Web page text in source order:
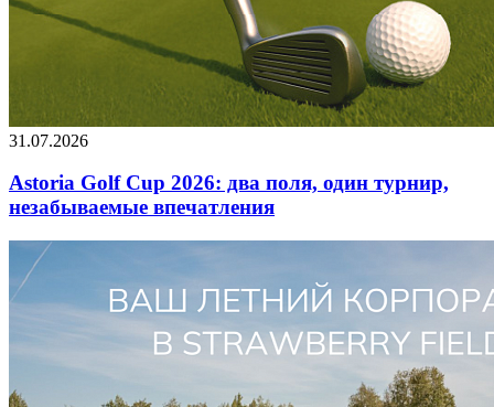
31.07.2026
Astoria Golf Cup 2026: два поля, один турнир,
незабываемые впечатления